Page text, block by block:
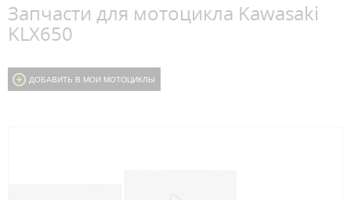
Запчасти для мотоцикла Kawasaki
KLX650
ДОБАВИТЬ В МОИ МОТОЦИКЛЫ